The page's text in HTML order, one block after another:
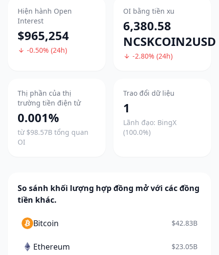
Hiện hành Open
Interest
$965,254
-0.50% (24h)
OI bằng tiền xu
6,380.58
NCSKCOIN2USD
-2.80% (24h)
Thị phần của thị
trường tiền điện tử
0.001%
từ $98.57B tổng quan
OI
Trao đổi dữ liệu
1
Lãnh đạo: BingX
(100.0%)
So sánh khối lượng hợp đồng mở với các đồng
tiền khác.
Bitcoin $42.83B
Ethereum $23.05B